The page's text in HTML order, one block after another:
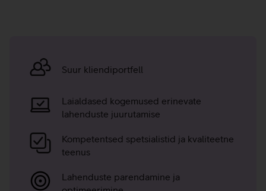
konsultatsiooni
eelised
Suur kliendiportfell
Laialdased kogemused erinevate
lahenduste juurutamise
Kompetentsed spetsialistid ja kvaliteetne
teenus
Lahenduste parendamine ja